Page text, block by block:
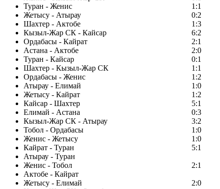
Туран - Женис
1:1
Жетысу - Атырау
0:2
Шахтер - Актобе
1:3
Кызыл-Жар СК - Кайсар
6:2
Ордабасы - Кайрат
2:1
Астана - Актобе
2:0
Туран - Кайсар
0:1
Шахтер - Кызыл-Жар СК
1:1
Ордабасы - Женис
1:2
Атырау - Елимай
1:0
Жетысу - Кайрат
1:2
Кайсар - Шахтер
5:1
Елимай - Астана
0:3
Кызыл-Жар СК - Атырау
3:2
Тобол - Ордабасы
1:0
Женис - Жетысу
1:0
Кайрат - Туран
5:1
Атырау - Туран
Женис - Тобол
2:1
Актобе - Кайрат
Жетысу - Елимай
2:0